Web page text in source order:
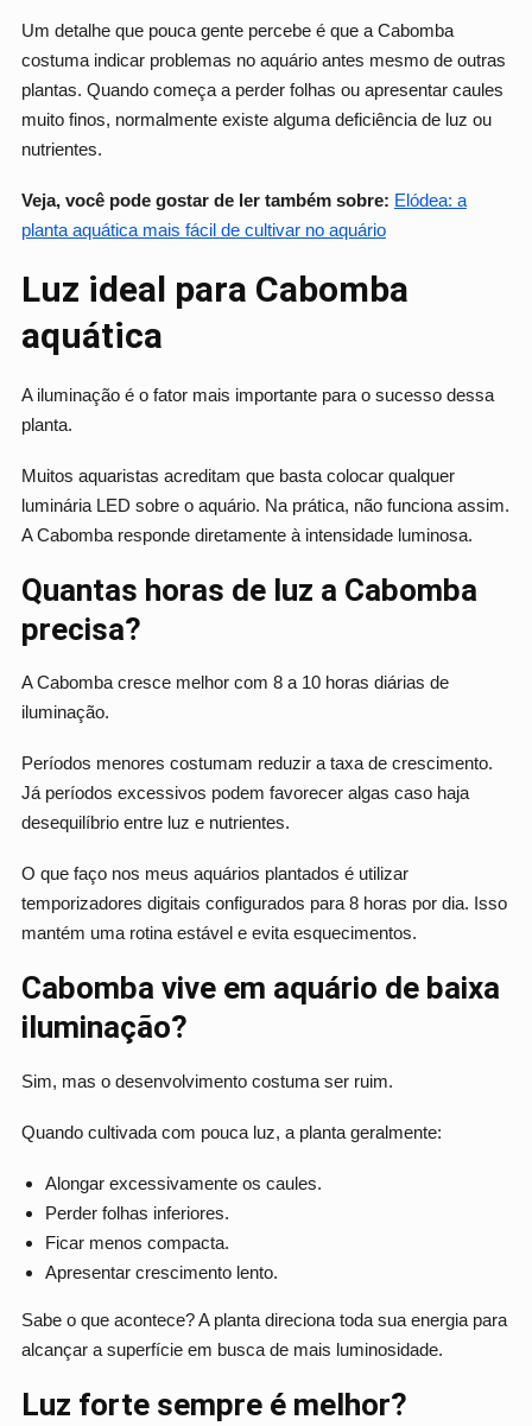
Um detalhe que pouca gente percebe é que a Cabomba
costuma indicar problemas no aquário antes mesmo de outras
plantas. Quando começa a perder folhas ou apresentar caules
muito finos, normalmente existe alguma deficiência de luz ou
nutrientes.
Veja, você pode gostar de ler também sobre: Elódea: a
planta aquática mais fácil de cultivar no aquário
Luz ideal para Cabomba
aquática
A iluminação é o fator mais importante para o sucesso dessa
planta.
Muitos aquaristas acreditam que basta colocar qualquer
luminária LED sobre o aquário. Na prática, não funciona assim.
A Cabomba responde diretamente à intensidade luminosa.
Quantas horas de luz a Cabomba
precisa?
A Cabomba cresce melhor com 8 a 10 horas diárias de
iluminação.
Períodos menores costumam reduzir a taxa de crescimento.
Já períodos excessivos podem favorecer algas caso haja
desequilíbrio entre luz e nutrientes.
O que faço nos meus aquários plantados é utilizar
temporizadores digitais configurados para 8 horas por dia. Isso
mantém uma rotina estável e evita esquecimentos.
Cabomba vive em aquário de baixa
iluminação?
Sim, mas o desenvolvimento costuma ser ruim.
Quando cultivada com pouca luz, a planta geralmente:
Alongar excessivamente os caules.
Perder folhas inferiores.
Ficar menos compacta.
Apresentar crescimento lento.
Sabe o que acontece? A planta direciona toda sua energia para
alcançar a superfície em busca de mais luminosidade.
Luz forte sempre é melhor?